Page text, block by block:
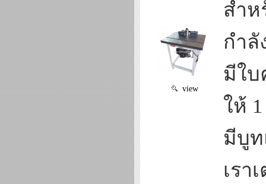
view
สำห
กำลั
มีใบ
ให้
มีบูท
เรา